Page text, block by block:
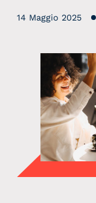
14 Maggio 2025